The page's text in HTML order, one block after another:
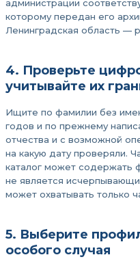
администрации
которому передан его
Ленинградская область —
4. Проверьте
учитывайте их
Ищите по фамилии без
годов и по прежнему
отчества и с возможной
на какую дату проверяли.
каталог может содержать
не является
может охватывать только
5. Выберите
особого случая